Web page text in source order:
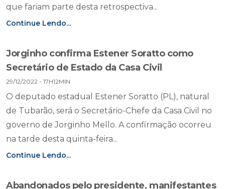
que fariam parte desta retrospectiva...
Continue Lendo...
Jorginho confirma Estener Soratto como
Secretário de Estado da Casa Civil
29/12/2022 - 17H12MIN
O deputado estadual Estener Soratto (PL), natural
de Tubarão, será o Secretário-Chefe da Casa Civil no
governo de Jorginho Mello. A confirmação ocorreu
na tarde desta quinta-feira...
Continue Lendo...
Abandonados pelo presidente, manifestantes